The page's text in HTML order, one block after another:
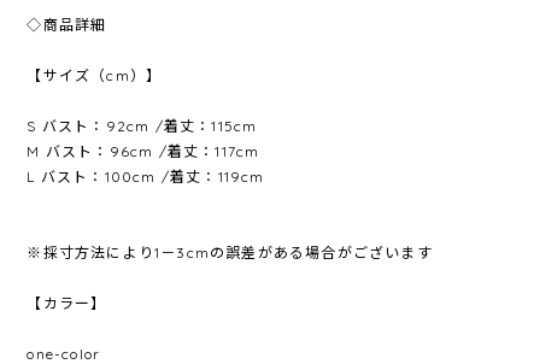
◇商品詳細
【サイズ（cm）】
S バスト：92cm /着丈：115cm
M バスト：96cm /着丈：117cm
L バスト：100cm /着丈：119cm
※採寸方法により1－3cmの誤差がある場合がございます
【カラー】
one-color